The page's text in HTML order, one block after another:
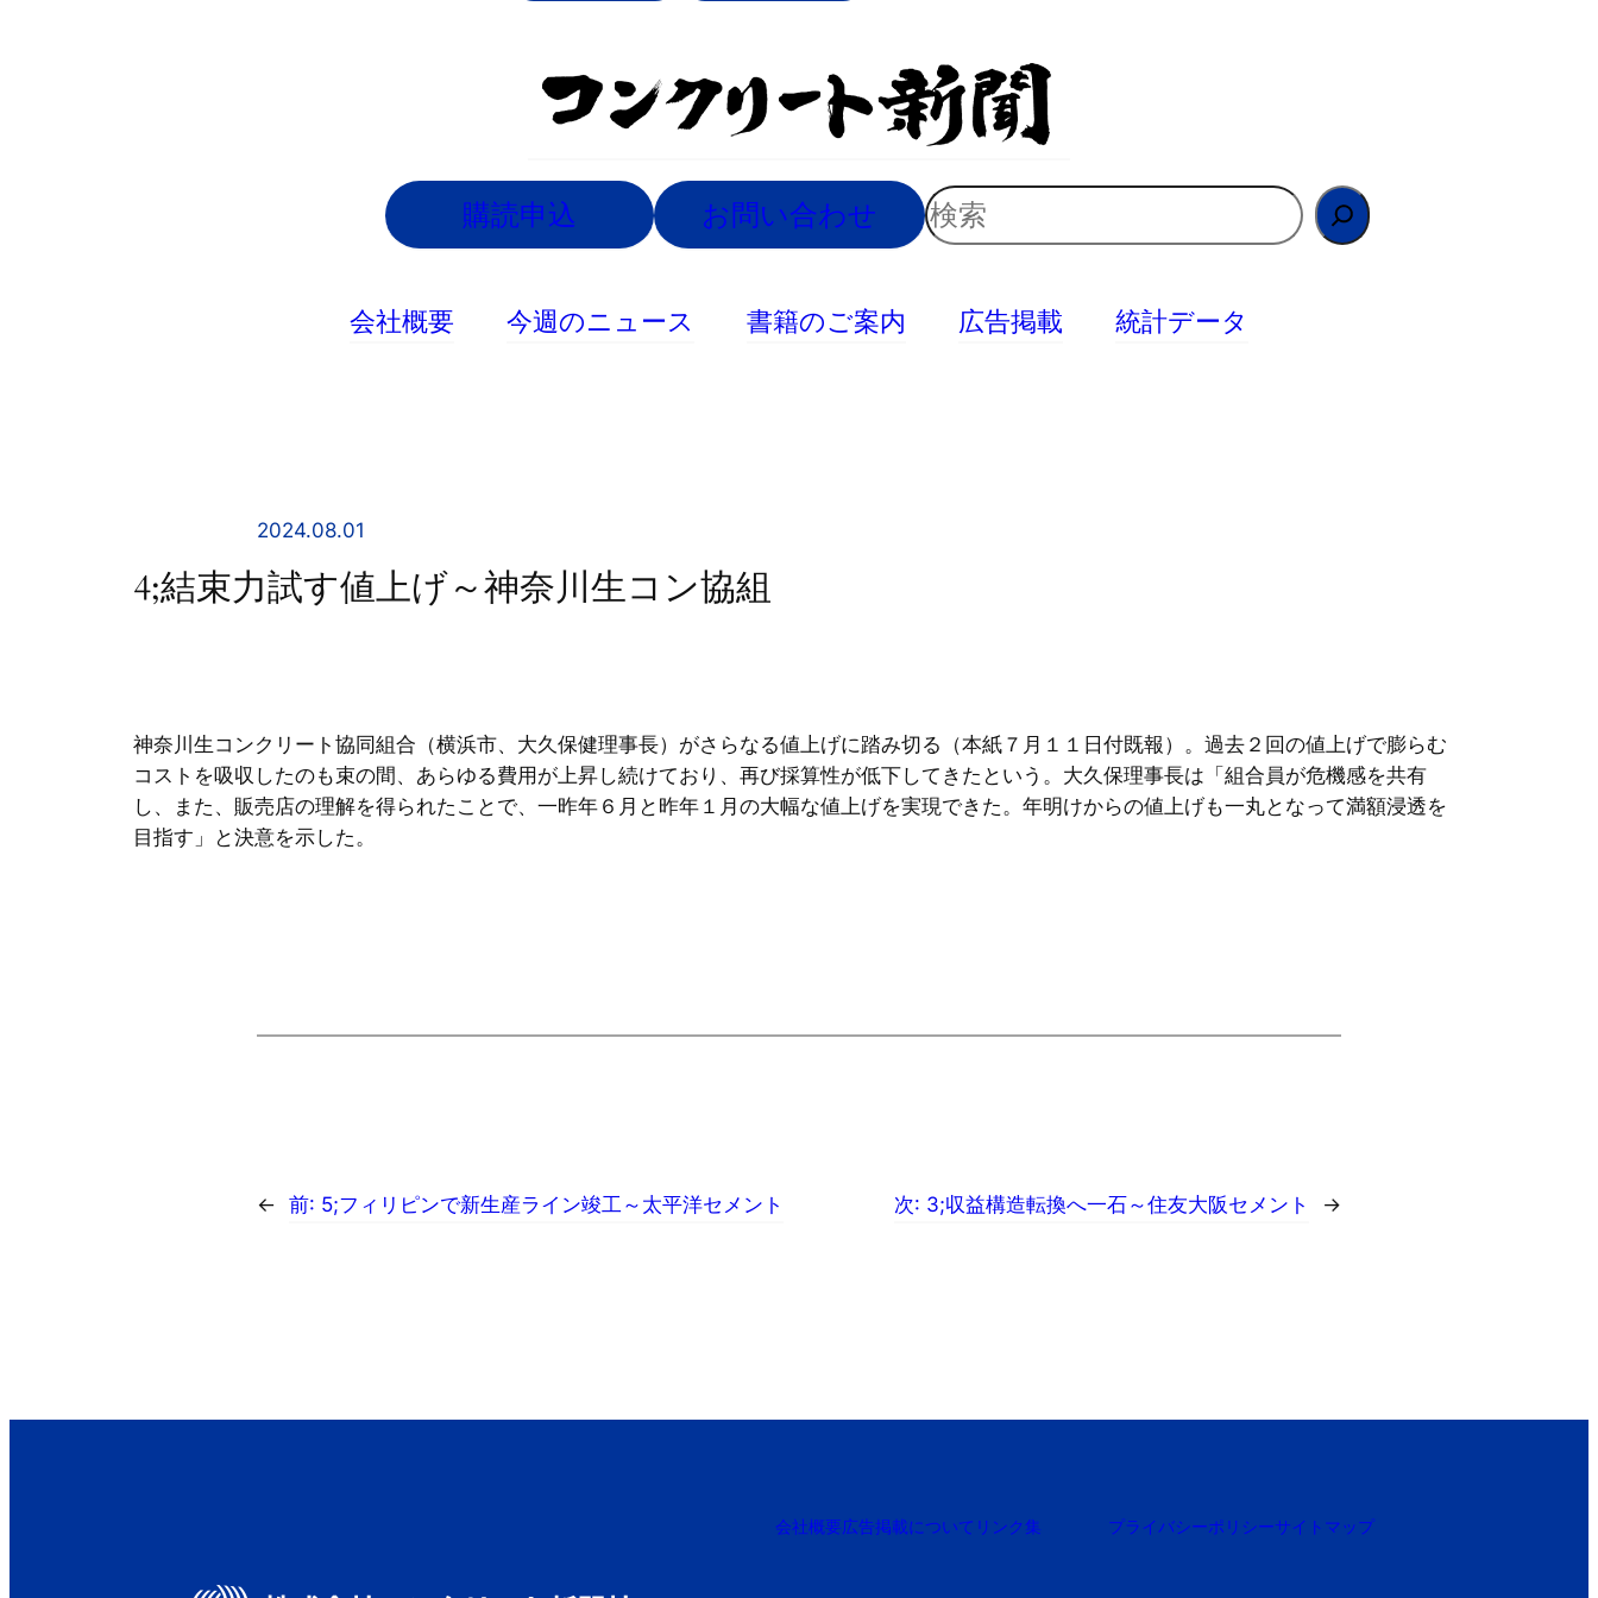
購読申込 お問い合わせ
検
索
会社概要 今週のニュース 書籍のご案内 広告掲載 統計データ
2024.08.01
4;結束力試す値上げ～神奈川生コン協組
神奈川生コンクリート協同組合（横浜市、大久保健理事長）がさらなる値上げに踏み切る（本紙７月１１日付既報）。過去２回の値上げで膨らむ
コストを吸収したのも束の間、あらゆる費用が上昇し続けており、再び採算性が低下してきたという。大久保理事長は「組合員が危機感を共有
し、また、販売店の理解を得られたことで、一昨年６月と昨年１月の大幅な値上げを実現できた。年明けからの値上げも一丸となって満額浸透を
目指す」と決意を示した。
← 前: 5;フィリピンで新生産ライン竣工～太平洋セメント 次: 3;収益構造転換へ一石～住友大阪セメント →
会社概要広告掲載について リンク集 プライバシーポリシーサイトマップ